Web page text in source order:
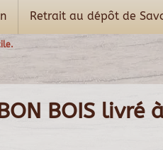
Retrait au dépôt de
BOIS livré